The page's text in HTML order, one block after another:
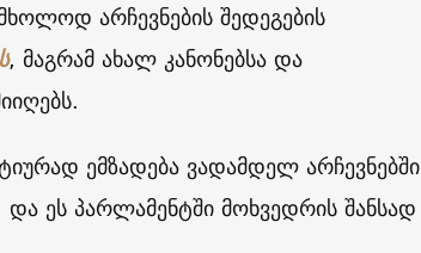
არჩევნების შედეგების
, მაგრამ ახალ კანონებსა და
.
ემზადება ვადამდელ არჩევნებში
ეს პარლამენტში მოხვედრის შანსად